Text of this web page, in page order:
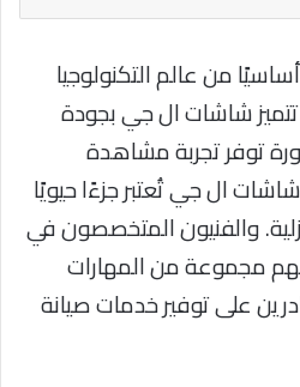
من عالم التكنولوجيا
تتميز شاشات ال جي بجودة
توفر تجربة مشاهدة
ال جي تُعتبر جزءًا حيويًا
والفنيون المتخصصون في
مجموعة من المهارات
على توفير خدمات صيانة